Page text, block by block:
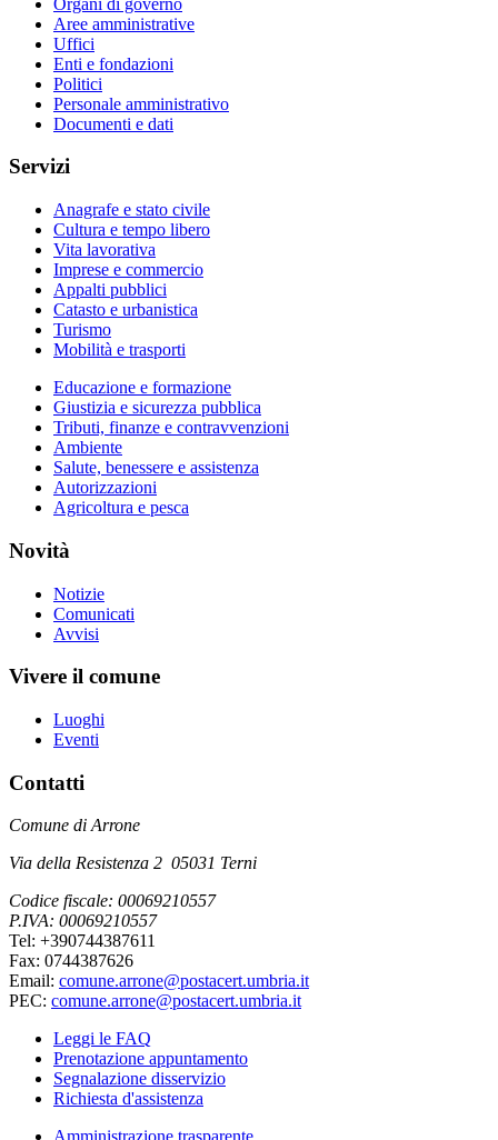
Aree amministrative
Uffici
Enti e fondazioni
Politici
Personale amministrativo
Documenti e dati
Servizi
Anagrafe e stato civile
Cultura e tempo libero
Vita lavorativa
Imprese e commercio
Appalti pubblici
Catasto e urbanistica
Turismo
Mobilità e trasporti
Educazione e formazione
Giustizia e sicurezza pubblica
Tributi, finanze e contravvenzioni
Ambiente
Salute, benessere e assistenza
Autorizzazioni
Agricoltura e pesca
Novità
Notizie
Comunicati
Avvisi
Vivere il comune
Luoghi
Eventi
Contatti
Comune di Arrone
Via della Resistenza 2 05031 Terni
Codice fiscale: 00069210557
P.IVA: 00069210557
Tel: +390744387611
Fax: 0744387626
Email: comune.arrone@postacert.umbria.it
PEC: comune.arrone@postacert.umbria.it
Leggi le FAQ
Prenotazione appuntamento
Segnalazione disservizio
Richiesta d'assistenza